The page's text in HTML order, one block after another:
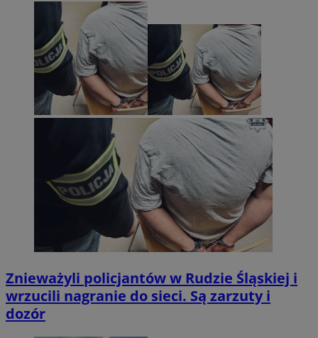
Znieważyli policjantów w Rudzie Śląskiej i
wrzucili nagranie do sieci. Są zarzuty i
dozór